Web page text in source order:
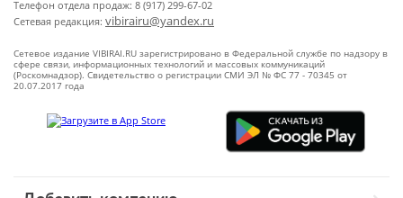
Телефон отдела продаж: 8 (917) 299-67-02
Сетевая редакция: vibirairu@yandex.ru
Сетевое издание VIBIRAI.RU зарегистрировано в Федеральной службе по надзору в
сфере связи, информационных технологий и массовых коммуникаций
(Роскомнадзор). Свидетельство о регистрации СМИ ЭЛ № ФС 77 - 70345 от
20.07.2017 года